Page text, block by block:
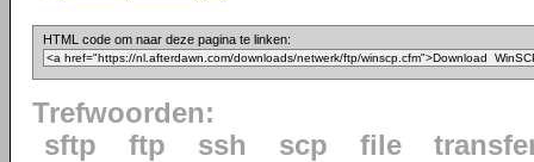
HTML code om naar deze pagina te linken:
Trefwoorden:
sftp
ftp ssh scp file